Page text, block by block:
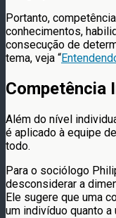
Portanto,
conhecimentos,
consecução de
tema, veja “
Competência
Além do nível
é aplicado à equipe
todo.
Para o sociólogo
desconsiderar a
Ele sugere que uma
um indivíduo quanto a